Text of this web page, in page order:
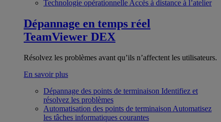
Technologie opérationnelle Accès à distance à l’atelier
Dépannage en temps réel
TeamViewer DEX
Résolvez les problèmes avant qu’ils n’affectent les utilisateurs.
En savoir plus
Dépannage des points de terminaison Identifiez et
résolvez les problèmes
Automatisation des points de terminaison Automatisez
les tâches informatiques courantes